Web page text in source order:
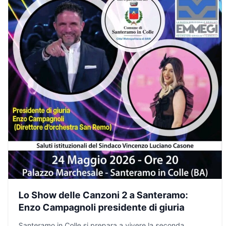
Lo Show delle Canzoni 2 a Santeramo:
Enzo Campagnoli presidente di giuria